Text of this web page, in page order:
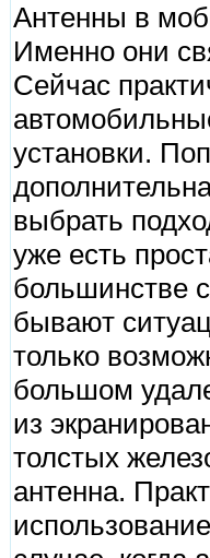
Антенны в
Именно они
Сейчас
установки.
выбрать
уже есть
большинстве
бывают
только
большом
из
толстых
антенна.